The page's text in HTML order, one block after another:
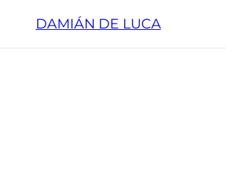
contenido
DAMIÁN DE LUCA